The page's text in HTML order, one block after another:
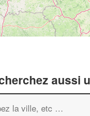
aussi